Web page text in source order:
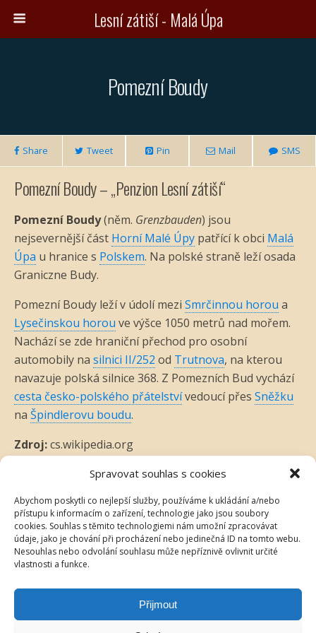
Spravovat souhlas s cookies
Abychom poskytli co nejlepší služby, používáme k ukládání a/nebo
přístupu k informacím o zařízení, technologie jako jsou soubory
cookies. Souhlas s těmito technologiemi nám umožní zpracovávat
údaje, jako je chování při procházení nebo jedinečná ID na tomto webu.
Nesouhlas nebo odvolání souhlasu může nepříznivě ovlivnit určité
vlastnosti a funkce.
Přijmout
Lesní zátiší - Malá Úpa
Pomezní Boudy
Share Tweet Pin Mail SMS
Pomezní Boudy –„Penzion Lesní zátiší“
Pomezní Boudy(něm. Grenzbauden) jsou
nejsevernější část Horní Malé Úpy patřící k obci Malá
Úpa u hranice s Polskem. Na polské straně leží osada
Graniczne Budy.
Pomezní Boudy leží v údolí mezi Smrčinnou horou a
Lysečinskou horou ve výšce 1050 metrů nad mořem.
Nachází se zde hraniční přechod pro osobní
automobily na silnici II/252 od Trutnova, na kterou
navazuje polská silnice 368. Z Pomezních Bud vychází
cesta česko-polského přátelstvívedoucí přes Sněžku
na Špindlerovu boudu.
Zdroj:cs.wikipedia.org